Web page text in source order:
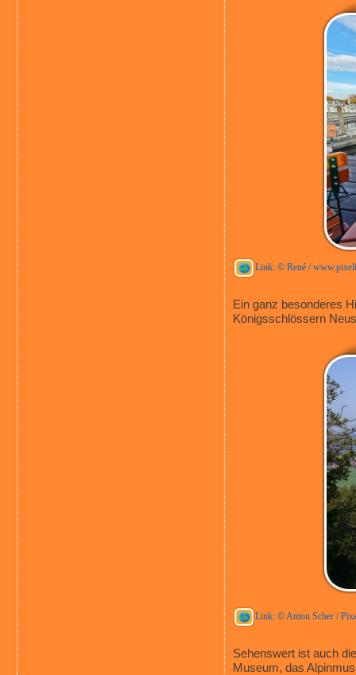
Link: © René /
Ein ganz besonderes
Königsschlössern
Link: © Anton Scher /
Sehenswert ist auch
Museum, das